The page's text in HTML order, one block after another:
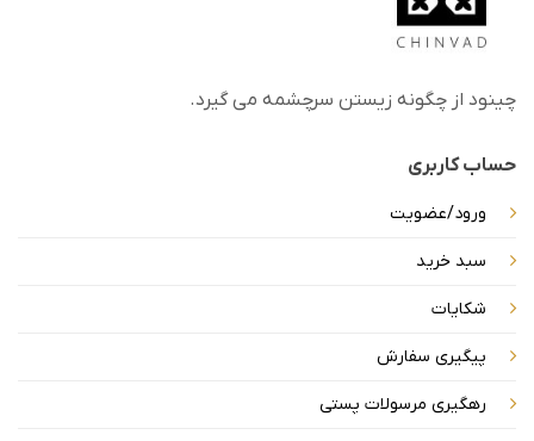
چینود از چگونه زیستن سرچشمه می گیرد.
حساب کاربری
ورود/عضویت
سبد خرید
شکایات
پیگیری سفارش
رهگیری مرسولات پستی